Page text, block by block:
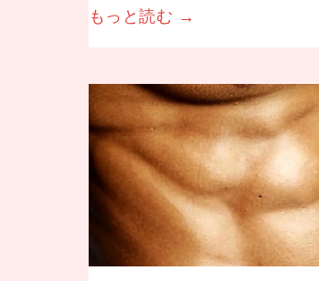
もっと読む →